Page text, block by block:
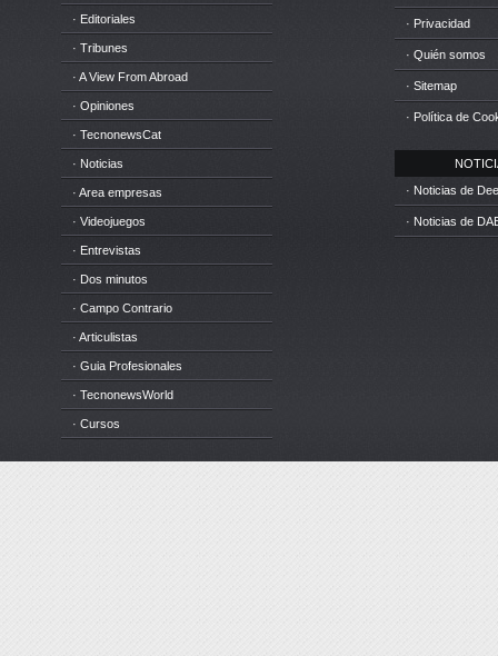
· Editoriales
· Tribunes
· A View From Abroad
· Opiniones
· TecnonewsCat
· Noticias
· Area empresas
· Videojuegos
· Entrevistas
· Dos minutos
· Campo Contrario
· Articulistas
· Guia Profesionales
· TecnonewsWorld
· Cursos
· Privacidad
· Quién somos
· Sitemap
· Política de
· Noticias de
· Noticias de